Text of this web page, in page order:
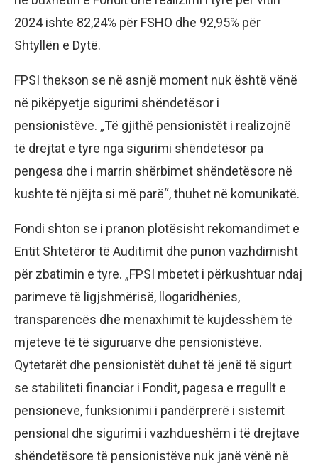
2024 ishte 82,24% për FSHO dhe 92,95% për
Shtyllën e Dytë.
FPSI thekson se në asnjë moment nuk është vënë
në pikëpyetje sigurimi shëndetësor i
pensionistëve. „Të gjithë pensionistët i realizojnë
të drejtat e tyre nga sigurimi shëndetësor pa
pengesa dhe i marrin shërbimet shëndetësore në
kushte të njëjta si më parë“, thuhet në komunikatë.
Fondi shton se i pranon plotësisht rekomandimet e
Entit Shtetëror të Auditimit dhe punon vazhdimisht
për zbatimin e tyre. „FPSI mbetet i përkushtuar ndaj
parimeve të ligjshmërisë, llogaridhënies,
transparencës dhe menaxhimit të kujdesshëm të
mjeteve të të siguruarve dhe pensionistëve.
Qytetarët dhe pensionistët duhet të jenë të sigurt
se stabiliteti financiar i Fondit, pagesa e rregullt e
pensioneve, funksionimi i pandërprerë i sistemit
pensional dhe sigurimi i vazhdueshëm i të drejtave
shëndetësore të pensionistëve nuk janë vënë në